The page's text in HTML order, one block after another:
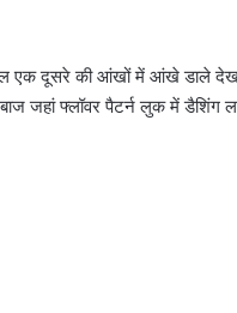
एक दूसरे की आंखों में आंखे डाले
जहां फ्लॉवर पैटर्न लुक में डैशिंग